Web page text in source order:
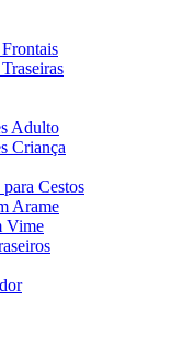
Adulto
Criança
Cestos
Arame
Vime